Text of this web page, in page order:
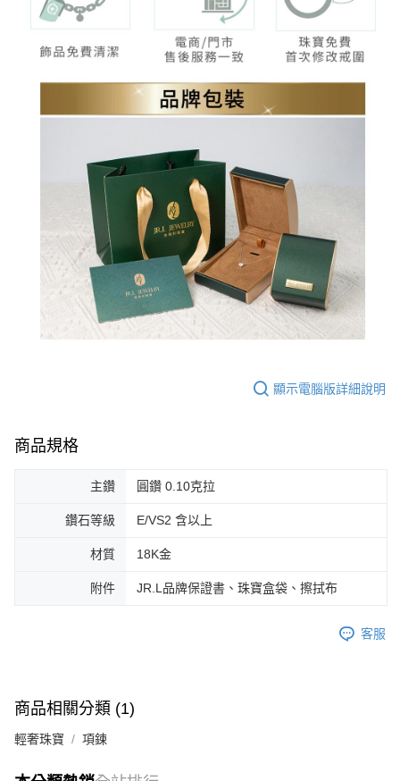
顯示電腦版詳細說明
商品規格
主鑽 圓鑽 0.10克拉
鑽石等級 E/VS2 含以上
材質 18K金
附件 JR.L品牌保證書、珠寶盒袋、擦拭布
客服
商品相關分類 (1)
輕奢珠寶 項鍊